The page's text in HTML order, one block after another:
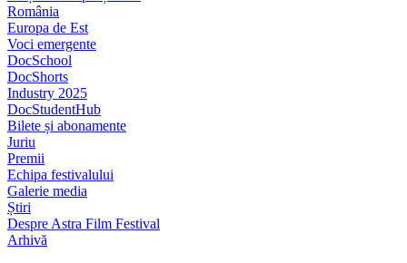
România
Europa de Est
Voci emergente
DocSchool
DocShorts
Industry 2025
DocStudentHub
Bilete și abonamente
Juriu
Premii
Echipa festivalului
Galerie media
Știri
Despre Astra Film Festival
Arhivă